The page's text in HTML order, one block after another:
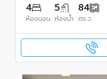
4
ห้องนอน
5
ห้องน้ำ
84
ตร.ว.